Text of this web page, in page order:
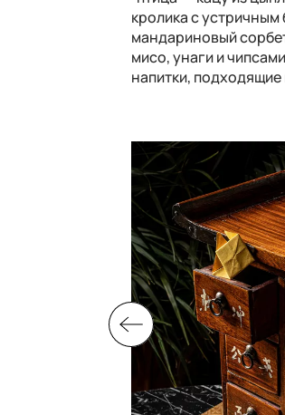
кролика с устричным
мандариновый
мисо, унаги и
напитки,